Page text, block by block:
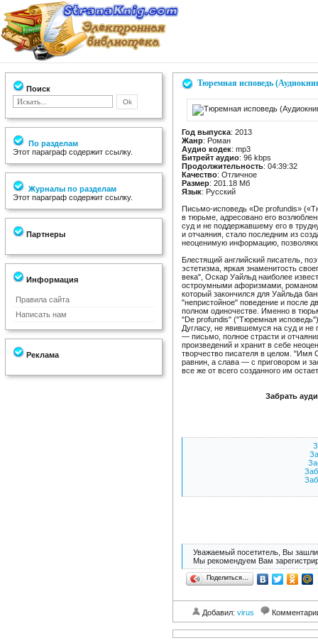
Поиск
По разделам
Этот параграф содержит ссылку.
Журналы по разделам
Этот параграф содержит ссылку.
Партнеры
Информация
Правила сайта
Написать нам
Реклама
Тюремная исповедь
Год выпуска: 2013
Жанр: Роман
Аудио кодек: mp3
Битрейт аудио: 96 kbps
Продолжительность: 04:39:32
Качество: Отличное
Размер: 201.18 Мб
Язык: Русский
Письмо-исповедь «De profundis»
в тюрьме, адресовано его
суд и не поддержавшему его в
и отчаяния, стало последним из
неоценимую информацию,
Блестящий английский писатель,
эстетизма, яркая знаменитость
века", Оскар Уайльд наиболее
остроумными афоризмами, романом
который закончился для Уайльда
"непристойное" поведение и после
полном одиночестве. Именно в
"De profundis" ("Тюремная
Дугласу, не явившемуся на суд и
— письмо, полное страсти и
произведений и хранит в себе
творчество писателя в целом. "Имя
равнин, а слава — с приговором и
все же от всего созданного им
Забрать
Уважаемый посетитель, Вы зашли
Мы рекомендуем Вам
Поделиться…
Добавил: virus